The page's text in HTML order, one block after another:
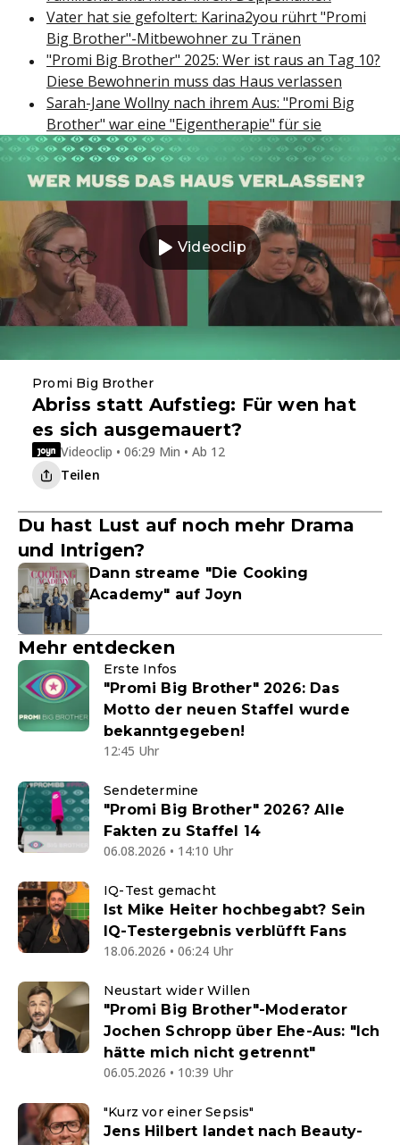
Vater hat sie gefoltert: Karina2you rührt "Promi
Big Brother"-Mitbewohner zu Tränen
"Promi Big Brother" 2025: Wer ist raus an Tag 10?
Diese Bewohnerin muss das Haus verlassen
Sarah-Jane Wollny nach ihrem Aus: "Promi Big
Brother" war eine "Eigentherapie" für sie
Videoclip
Promi Big Brother
Abriss statt Aufstieg: Für wen hat
es sich ausgemauert?
Videoclip • 06:29 Min • Ab 12
Teilen
Du hast Lust auf noch mehr Drama
und Intrigen?
Dann streame "Die Cooking
Academy" auf Joyn
Mehr entdecken
Erste Infos
"Promi Big Brother" 2026: Das
Motto der neuen Staffel wurde
bekanntgegeben!
12:45 Uhr
Sendetermine
"Promi Big Brother" 2026? Alle
Fakten zu Staffel 14
06.08.2026 • 14:10 Uhr
IQ-Test gemacht
Ist Mike Heiter hochbegabt? Sein
IQ-Testergebnis verblüfft Fans
18.06.2026 • 06:24 Uhr
Neustart wider Willen
"Promi Big Brother"-Moderator
Jochen Schropp über Ehe-Aus: "Ich
hätte mich nicht getrennt"
06.05.2026 • 10:39 Uhr
"Kurz vor einer Sepsis"
Jens Hilbert landet nach Beauty-